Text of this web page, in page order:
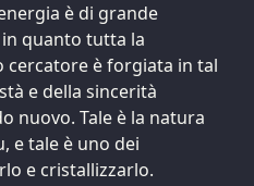
è di grande
quanto tutta la
cercatore è forgiata in tal
e della sincerità
nuovo. Tale è la natura
e tale è uno dei
e cristallizzarlo.